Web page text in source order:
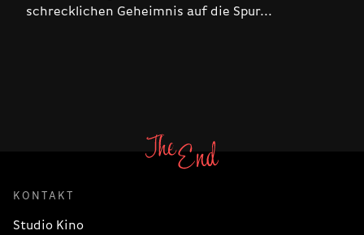
schrecklichen Geheimnis auf die Spur...
KONTAKT
Studio Kino